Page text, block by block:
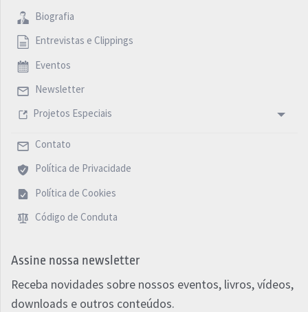
Biografia
Entrevistas e Clippings
Eventos
Newsletter
Projetos Especiais
Contato
Política de Privacidade
Política de Cookies
Código de Conduta
Assine nossa newsletter
Receba novidades sobre nossos eventos, livros, vídeos,
downloads e outros conteúdos.